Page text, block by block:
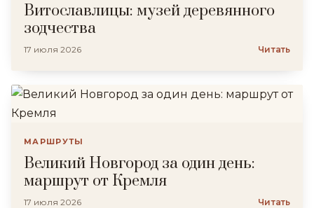
Витославлицы: музей деревянного
зодчества
17 июля 2026 Читать
МАРШРУТЫ
Великий Новгород за один день:
маршрут от Кремля
17 июля 2026 Читать